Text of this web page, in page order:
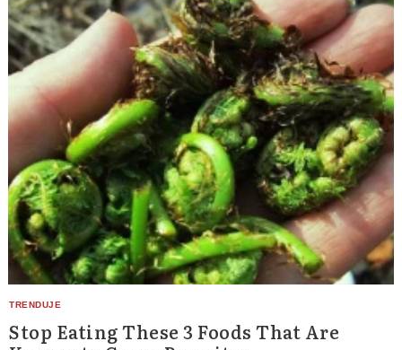
Stop Eating These 3 Foods That Are